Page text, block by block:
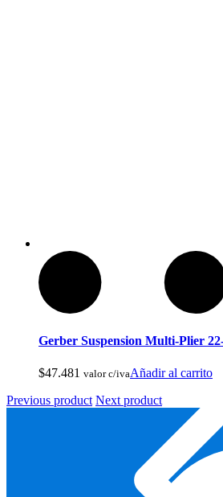
Pesca Con Mosca
Gerber Suspension Multi-Plier
$47.481 valor c/ivaAñadir al carrito
Previous product Next product